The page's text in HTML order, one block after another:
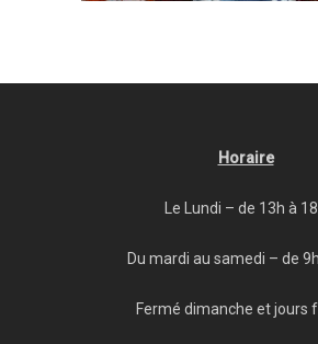
Horaire
Le Lundi – de 13h à
Du mardi au samedi – de
Fermé dimanche et jours